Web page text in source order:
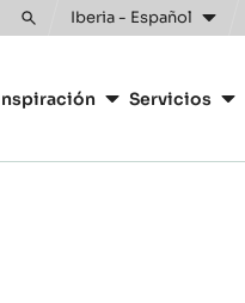
Toggle
Iberia - Español
Servicios